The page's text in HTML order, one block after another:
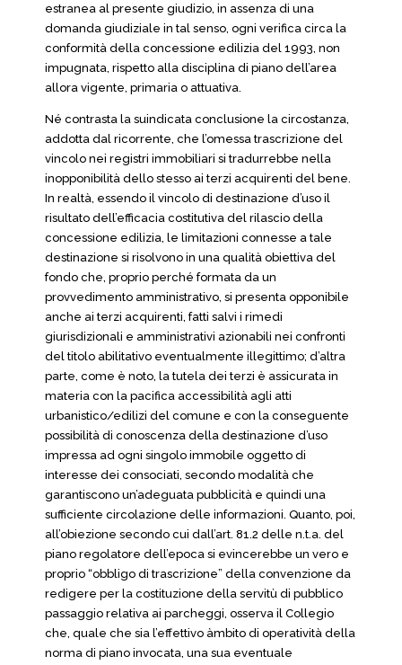
estranea al presente giudizio, in assenza di una
domanda giudiziale in tal senso, ogni verifica circa la
conformità della concessione edilizia del 1993, non
impugnata, rispetto alla disciplina di piano dell’area
allora vigente, primaria o attuativa.
Né contrasta la suindicata conclusione la circostanza,
addotta dal ricorrente, che l’omessa trascrizione del
vincolo nei registri immobiliari si tradurrebbe nella
inopponibilità dello stesso ai terzi acquirenti del bene.
In realtà, essendo il vincolo di destinazione d’uso il
risultato dell’efficacia costitutiva del rilascio della
concessione edilizia, le limitazioni connesse a tale
destinazione si risolvono in una qualità obiettiva del
fondo che, proprio perché formata da un
provvedimento amministrativo, si presenta opponibile
anche ai terzi acquirenti, fatti salvi i rimedi
giurisdizionali e amministrativi azionabili nei confronti
del titolo abilitativo eventualmente illegittimo; d’altra
parte, come è noto, la tutela dei terzi è assicurata in
materia con la pacifica accessibilità agli atti
urbanistico/edilizi del comune e con la conseguente
possibilità di conoscenza della destinazione d’uso
impressa ad ogni singolo immobile oggetto di
interesse dei consociati, secondo modalità che
garantiscono un’adeguata pubblicità e quindi una
sufficiente circolazione delle informazioni. Quanto, poi,
all’obiezione secondo cui dall’art. 81.2 delle n.t.a. del
piano regolatore dell’epoca si evincerebbe un vero e
proprio “obbligo di trascrizione” della convenzione da
redigere per la costituzione della servitù di pubblico
passaggio relativa ai parcheggi, osserva il Collegio
che, quale che sia l’effettivo àmbito di operatività della
norma di piano invocata, una sua eventuale